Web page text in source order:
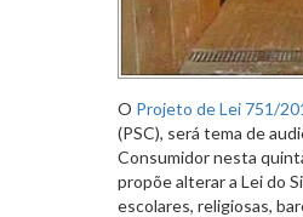
O Projeto de Lei 751/
(PSC), será tema de
Consumidor nesta
propõe alterar a Lei do
escolares, religiosas,